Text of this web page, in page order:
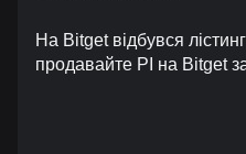
На Bitget відбувся
продавайте PI на Bitget за